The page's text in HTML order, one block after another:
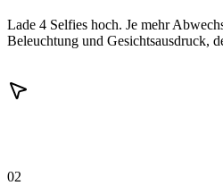
Lade 4 Selfies hoch. Je mehr
Beleuchtung und Gesichtsausdruck,
02